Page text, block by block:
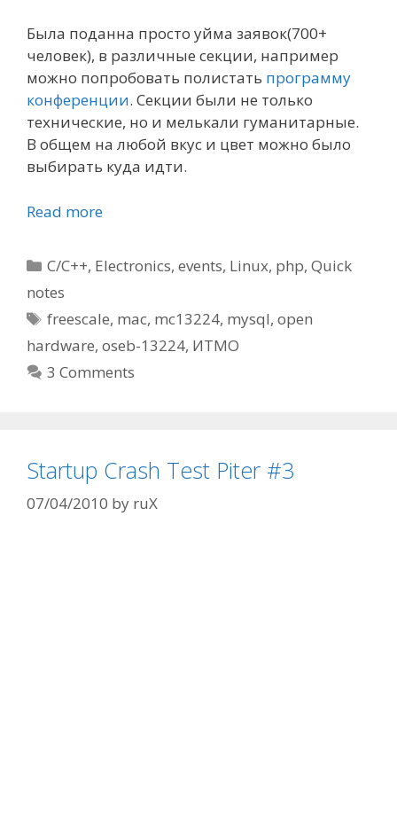
Была поданна просто уйма заявок(700+
человек), в различные секции, например
можно попробовать полистать программу
конференции. Секции были не только
технические, но и мелькали гуманитарные.
В общем на любой вкус и цвет можно было
выбирать куда идти.
Read more
Categories
C/C++, Electronics,events, Linux, php,Quick
notes
Tags
freescale, mac, mc13224, mysql,open
hardware, oseb-13224, ИТМО
3 Comments
Startup Crash Test Piter #3
07/04/2010 by ruX